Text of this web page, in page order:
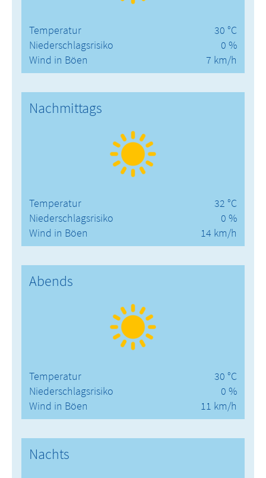
Temperatur
Niederschlagsrisiko
Wind in Böen
30 °C
0 %
7 km/h
Nachmittags
Temperatur
Niederschlagsrisiko
Wind in Böen
32 °C
0 %
14 km/h
Abends
Temperatur
Niederschlagsrisiko
Wind in Böen
30 °C
0 %
11 km/h
Nachts